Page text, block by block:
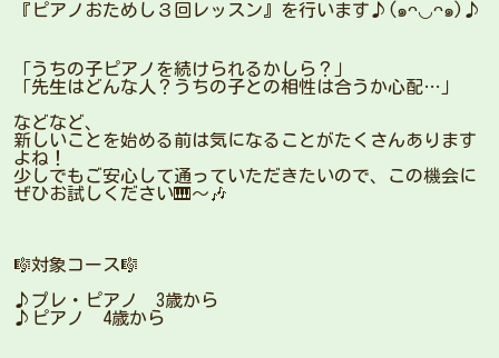
『ピアノおためし３回レッスン』を行います♪(๑ᴖ◡ᴖ๑)♪
「うちの子ピアノを続けられるかしら？」
「先生はどんな人？うちの子との相性は合うか心配…」
などなど、
新しいことを始める前は気になることがたくさんあります
よね！
少しでもご安心して通っていただきたいので、この機会に
ぜひお試しください🎹〜🎶
🎼対象コース🎼
♪プレ・ピアノ 3歳から
♪ピアノ 4歳から